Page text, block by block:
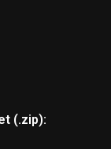
(.zip):